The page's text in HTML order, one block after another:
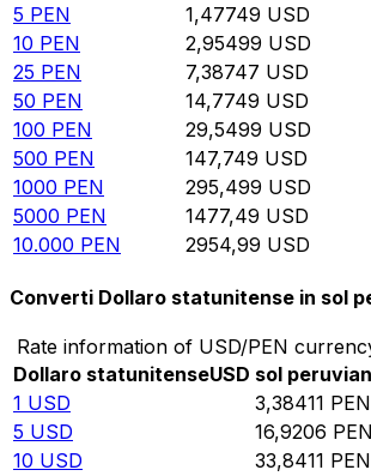
5 PEN 1,47749 USD
10 PEN 2,95499 USD
25 PEN 7,38747 USD
50 PEN 14,7749 USD
100 PEN 29,5499 USD
500 PEN 147,749 USD
1000 PEN 295,499 USD
5000 PEN 1477,49 USD
10.000 PEN 2954,99 USD
Converti Dollaro statunitense in sol
Rate information of USD/PEN
Dollaro statunitenseUSD sol
1 USD 3,38411 PEN
5 USD 16,9206 PEN
10 USD 33,8411 PEN